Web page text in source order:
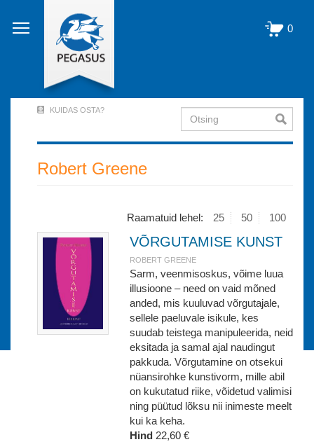
edasi
põhisisu
0
Account
Menu
KUIDAS OSTA? Otsing
Robert Greene
Raamatuid lehel: 25 50 100
VÕRGUTAMISE KUNST
ROBERT GREENE
Sarm, veenmisoskus, võime luua
illusioone – need on vaid mõned
anded, mis kuuluvad võrgutajale,
sellele paeluvale isikule, kes
suudab teistega manipuleerida, neid
eksitada ja samal ajal naudingut
pakkuda. Võrgutamine on otsekui
nüansirohke kunstivorm, mille abil
on kukutatud riike, võidetud valimisi
ning püütud lõksu nii inimeste meelt
kui ka keha.
Hind 22,60 €